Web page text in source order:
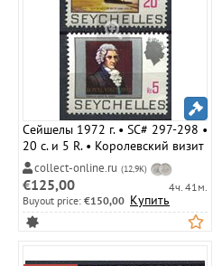
Сейшелы 1972 г. • SC# 297-298 •
20 c. и 5 R. • Королевский визит
• надпечатки • полн. серия •
MLH OG VF
collect-online.ru (12,9K)
€125,00
4ч. 41м.
Buyout price: €150,00 Купить